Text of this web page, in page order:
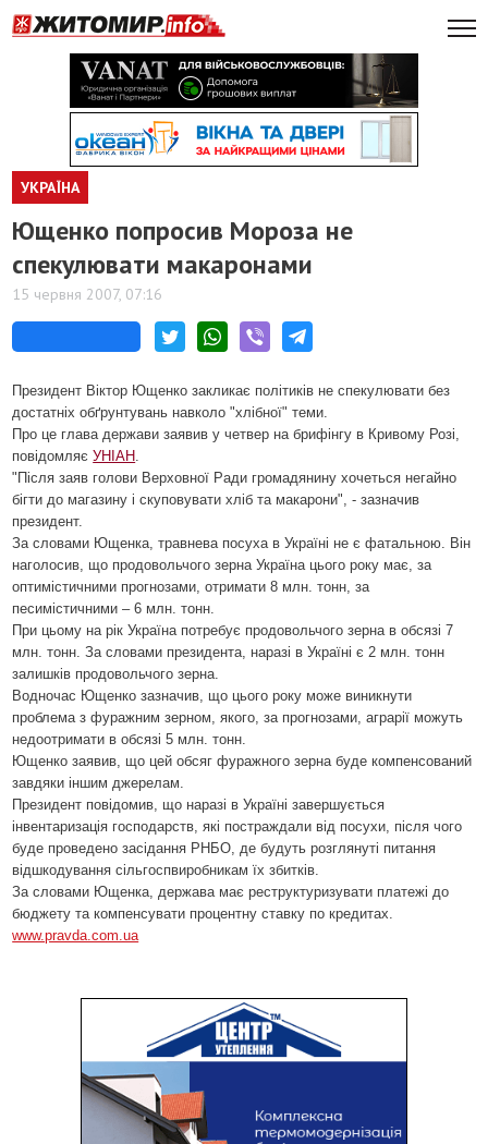
УКРАЇНА
Ющенко попросив Мороза не
спекулювати макаронами
15 червня 2007, 07:16
Президент Віктор Ющенко закликає політиків не спекулювати без
достатніх обґрунтувань навколо "хлібної" теми.
Про це глава держави заявив у четвер на брифінгу в Кривому Розі,
повідомляєУНІАН.
"Після заяв голови Верховної Ради громадянину хочеться негайно
бігти до магазину і скуповувати хліб та макарони", - зазначив
президент.
За словами Ющенка, травнева посуха в Україні не є фатальною. Він
наголосив, що продовольчого зерна Україна цього року має, за
оптимістичними прогнозами, отримати 8 млн. тонн, за
песимістичними – 6 млн. тонн.
При цьому на рік Україна потребує продовольчого зерна в обсязі 7
млн. тонн. За словами президента, наразі в Україні є 2 млн. тонн
залишків продовольчого зерна.
Водночас Ющенко зазначив, що цього року може виникнути
проблема з фуражним зерном, якого, за прогнозами, аграрії можуть
недоотримати в обсязі 5 млн. тонн.
Ющенко заявив, що цей обсяг фуражного зерна буде компенсований
завдяки іншим джерелам.
Президент повідомив, що наразі в Україні завершується
інвентаризація господарств, які постраждали від посухи, після чого
буде проведено засідання РНБО, де будуть розглянуті питання
відшкодування сільгоспвиробникам їх збитків.
За словами Ющенка, держава має реструктуризувати платежі до
бюджету та компенсувати процентну ставку по кредитах.
www.pravda.com.ua